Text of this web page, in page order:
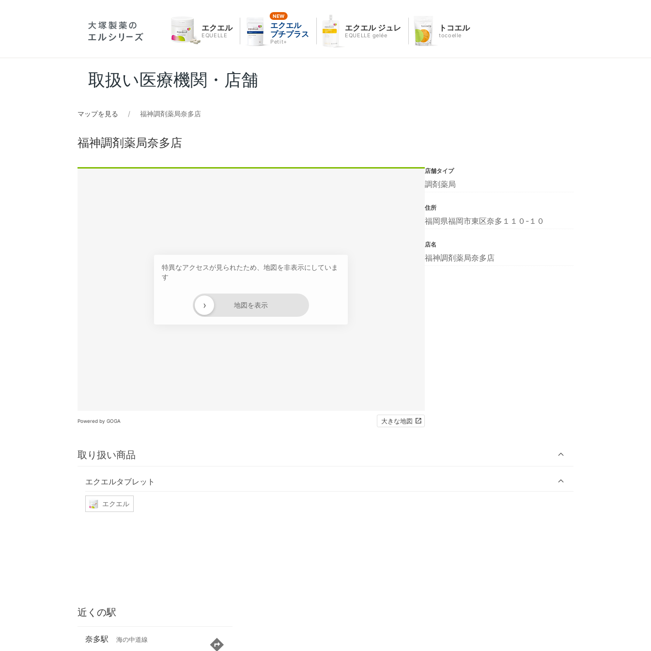
エクエル
EQUELLE
エクエル
プチプラス
Petit+
エクエル ジュレ
EQUELLE gelée
トコエル
tocoelle
取扱い医療機関・店舗
マップを見る 福神調剤薬局奈多店
福神調剤薬局奈多店
特異なアクセスが見られたため、地図を非表示にしていま
す
地図を表示
›
Powered by GOGA 大きな地図
取り扱い商品
エクエルタブレット
エクエル
店舗タイプ
調剤薬局
住所
福岡県福岡市東区奈多１１０-１０
店名
福神調剤薬局奈多店
近くの駅
奈多駅 海の中道線